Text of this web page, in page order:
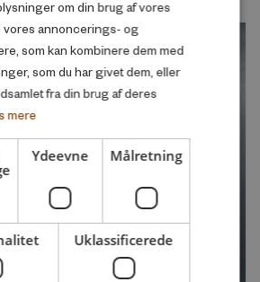
om din brug af vores
vores annoncerings- og
som kan kombinere dem med
som du har givet dem, eller
fra din brug af deres
mere
Ydeevne Målretning
Uklassificerede